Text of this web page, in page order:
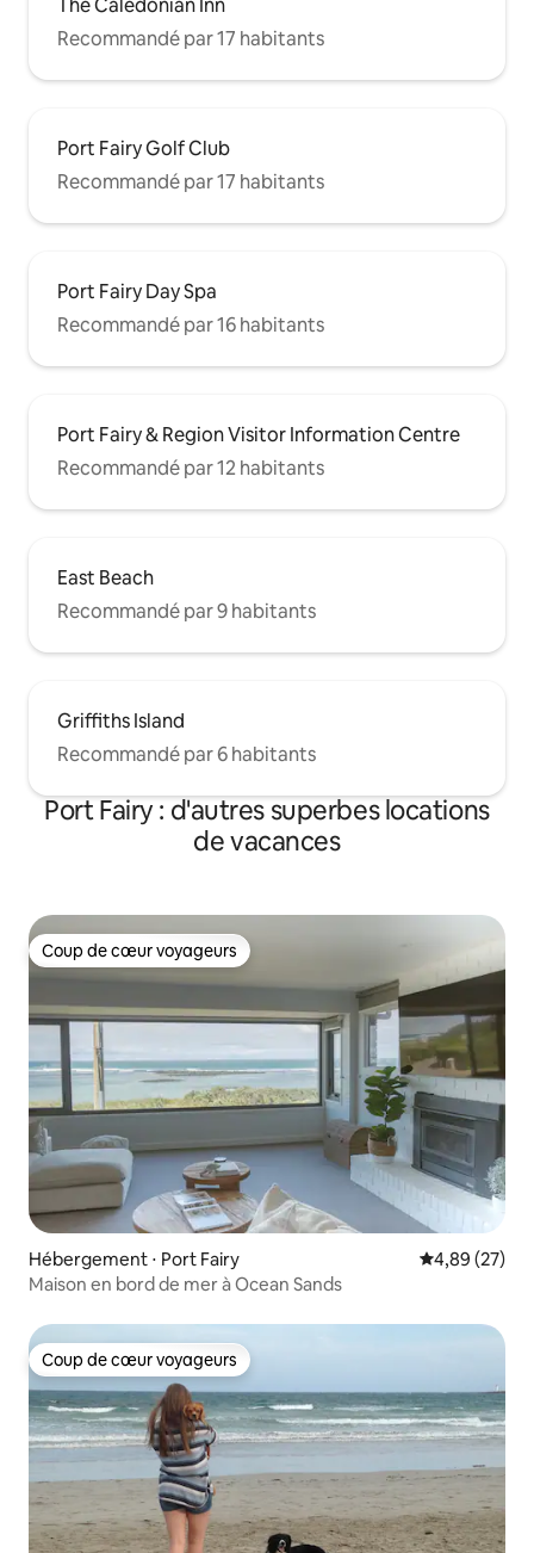
The Caledonian Inn
Recommandé par 17 habitants
Port Fairy Golf Club
Recommandé par 17 habitants
Port Fairy Day Spa
Recommandé par 16 habitants
Port Fairy & Region Visitor Information Centre
Recommandé par 12 habitants
East Beach
Recommandé par 9 habitants
Griffiths Island
Recommandé par 6 habitants
Port Fairy : d'autres superbes locations
de vacances
Coup de cœur voyageurs
Coup de cœur voyageurs
Hébergement ⋅ Port Fairy Évaluation
4,89 (27)
Maison en bord de mer à Ocean Sands
Coup de cœur voyageurs
Coup de cœur voyageurs